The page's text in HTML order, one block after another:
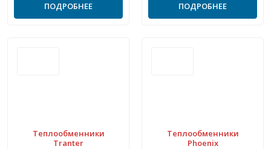
ПОДРОБНЕЕ ПОДРОБНЕЕ
Теплообменники
Tranter
Теплообменники
Phoenix